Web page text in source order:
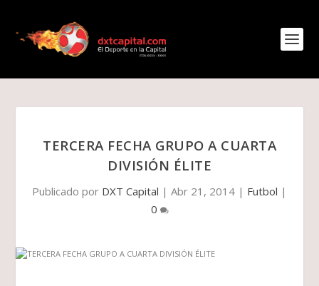
TERCERA FECHA GRUPO A CUARTA
DIVISIÓN ÉLITE
Publicado por DXT Capital | Abr 21, 2014 | Futbol |
0